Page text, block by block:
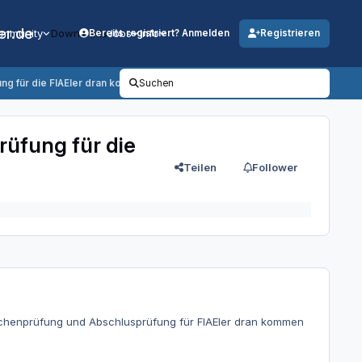
DownloadsJobs Info
Bereits registriert? Anmelden Registrieren
für die FIAEler dran kommen können
Suchen
für die
Teilen Follower
und Abschlusprüfung für FIAEler dran kommen